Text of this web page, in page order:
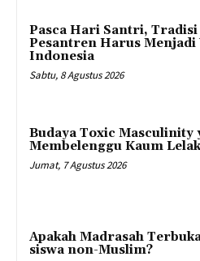
Pasca Hari Santri, Tradisi
Pesantren Harus Menjadi
Indonesia
Sabtu, 8 Agustus 2026
Budaya Toxic Masculinity
Membelenggu Kaum
Jumat, 7 Agustus 2026
Apakah Madrasah
siswa non-Muslim?